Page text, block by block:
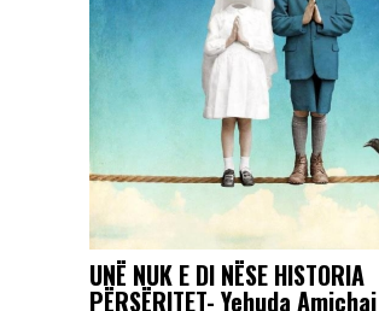
UNË NUK E DI NËSE HISTORIA
PËRSËRITET- Yehuda Amichai